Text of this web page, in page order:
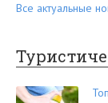
Все актуальные